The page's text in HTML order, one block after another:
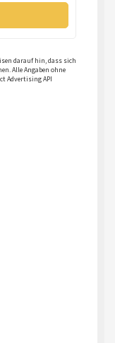
darauf hin, dass sich
Alle Angaben ohne
Advertising API